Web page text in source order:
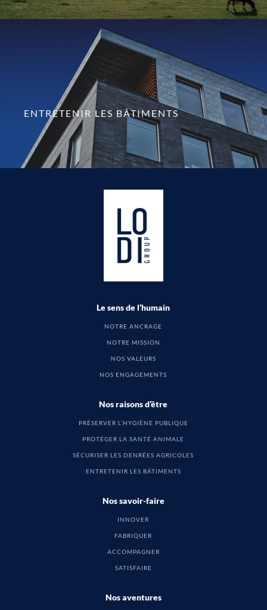
ENTRETENIR LES BÂTIMENTS
Le sens de l’humain
NOTRE ANCRAGE
NOTRE MISSION
NOS VALEURS
NOS ENGAGEMENTS
Nos raisons d’être
PRÉSERVER L’HYGIÈNE PUBLIQUE
PROTÉGER LA SANTÉ ANIMALE
SÉCURISER LES DENRÉES AGRICOLES
ENTRETENIR LES BÂTIMENTS
Nos savoir-faire
INNOVER
FABRIQUER
ACCOMPAGNER
SATISFAIRE
Nos aventures